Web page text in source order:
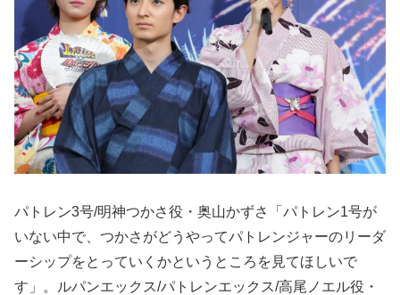
パトレン3号/明神つかさ役・奥山かずさ「パトレン1号が
いない中で、つかさがどうやってパトレンジャーのリーダ
ーシップをとっていくかというところを見てほしいで
す」。ルパンエックス/パトレンエックス/高尾ノエル役・